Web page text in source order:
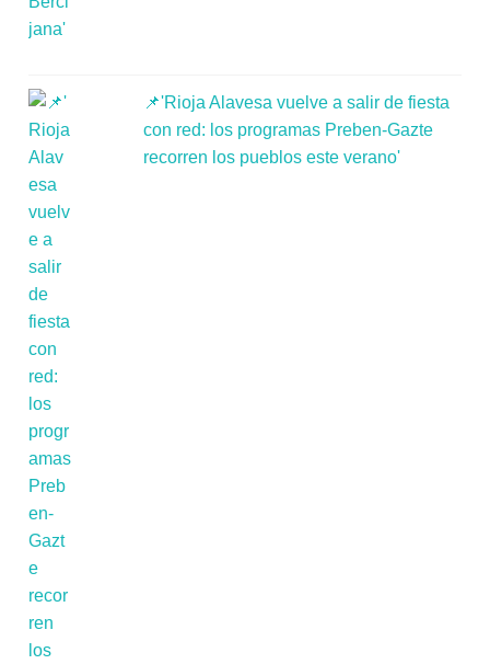
📌'Rioja Alavesa vuelve a salir de fiesta
con red: los programas Preben-Gazte
recorren los pueblos este verano'